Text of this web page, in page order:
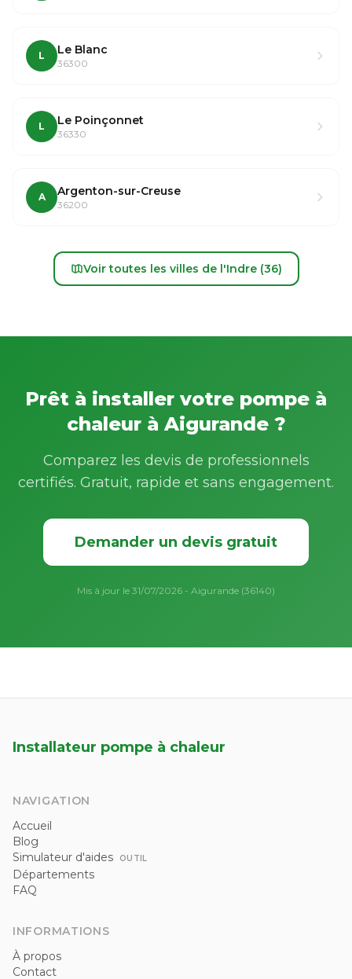
L Le Blanc
36300
L Le Poinçonnet
36330
A Argenton-sur-Creuse
36200
Voir toutes les villes de l'Indre (36)
Prêt à installer votre pompe à
chaleur à Aigurande ?
Comparez les devis de professionnels
certifiés. Gratuit, rapide et sans engagement.
Demander un devis gratuit
Mis à jour le 31/07/2026 - Aigurande (36140)
Installateur pompe à chaleur
NAVIGATION
Accueil
Blog
Simulateur d'aides
OUTIL
Départements
FAQ
INFORMATIONS
À propos
Contact